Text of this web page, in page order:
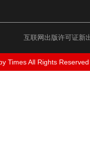
互联网出版许可证新
Times All Rights Reserved